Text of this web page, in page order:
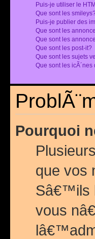
Puis-je utiliser le
Que sont les
Puis-je publier des
Que sont les
Que sont les
Que sont les post-it?
Que sont les sujets
Que sont les icÃ´nes
Pourquoi
que vos
Sâ€™ils
vous